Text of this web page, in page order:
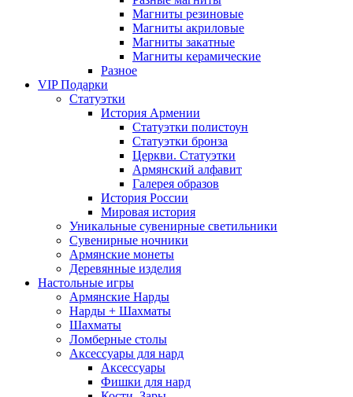
Магниты резиновые
Магниты акриловые
Магниты закатные
Магниты керамические
Разное
VIP Подарки
Статуэтки
История Армении
Статуэтки полистоун
Статуэтки бронза
Церкви. Статуэтки
Армянский алфавит
Галерея образов
История России
Мировая история
Уникальные сувенирные светильники
Сувенирные ночники
Армянские монеты
Деревянные изделия
Настольные игры
Армянские Нарды
Нарды + Шахматы
Шахматы
Ломберные столы
Аксессуары для нард
Аксессуары
Фишки для нард